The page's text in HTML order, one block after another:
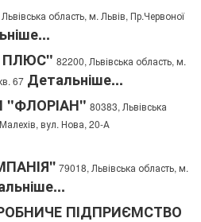
область, м. Львів, Пр.Червоної
ПЛЮС" 82200, Львівська область, м.
67 Детальніше...
"ФЛОРІАН" 80383, Львівська
вул. Нова, 20-А
79018, Львівська область, м.
ПІДПРИЄМСТВО